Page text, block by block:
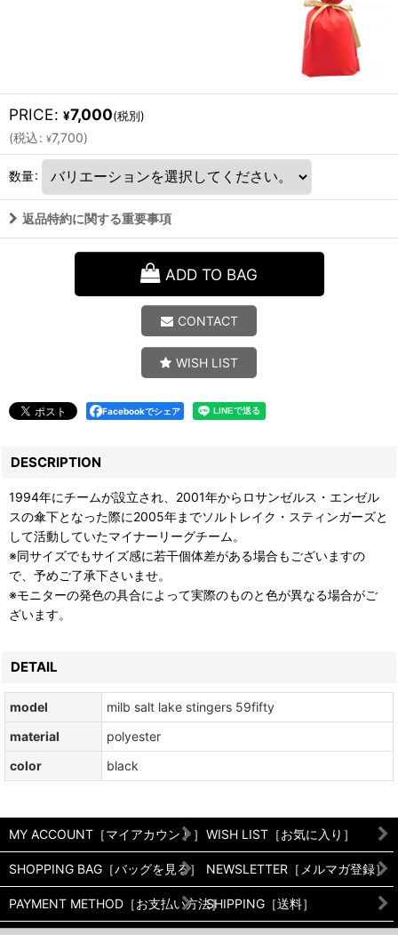
PRICE: ¥7,000(税別)
(税込: ¥7,700)
数量:
返品特約に関する重要事項
ADD TO BAG
CONTACT
WISH LIST
Facebookでシェア
DESCRIPTION
1994年にチームが設立され、2001年からロサンゼルス・エンゼル
スの傘下となった際に2005年までソルトレイク・スティンガーズと
して活動していたマイナーリーグチーム。
※同サイズでもサイズ感に若干個体差がある場合もございますの
で、予めご了承下さいませ。
※モニターの発色の具合によって実際のものと色が異なる場合がご
ざいます。
DETAIL
model
milb salt lake stingers 59fifty
material
polyester
color
black
MY ACCOUNT［マイアカウント］ WISH LIST［お気に入り］
SHOPPING BAG［バッグを見る］ NEWSLETTER［メルマガ登録］
PAYMENT METHOD［お支払い方法］SHIPPING［送料］